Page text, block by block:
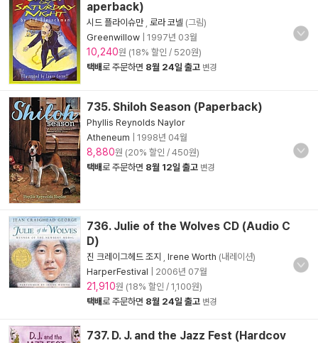
aperback)
시드 플라이슈만, 로라 코넬 (그림)
Greenwillow
1997년 03월
10,240원 (18% 할인 / 520원)
택배로 주문하면 8월 24일 출고 변경
735. Shiloh Season (Paperback)
Phyllis Reynolds Naylor
Atheneum
1998년 04월
8,880원 (20% 할인 / 450원)
택배로 주문하면 8월 12일 출고 변경
736. Julie of the Wolves CD (Audio C
D)
진 크레이그헤드 조지 Irene Worth (내레이션)
HarperFestival
2006년 07월
21,910원 (18% 할인 / 1,100원)
택배로 주문하면 8월 24일 출고 변경
737. D. J. and the Jazz Fest (Hardcov